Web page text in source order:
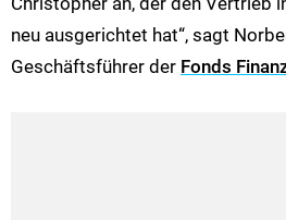
neu ausgerichtet hat“, sagt
Geschäftsführer der Fonds